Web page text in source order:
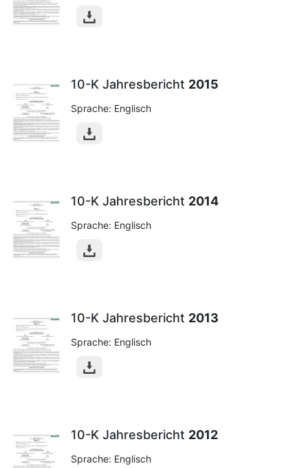
10-K Jahresbericht 2015
Sprache: Englisch
10-K Jahresbericht 2014
Sprache: Englisch
10-K Jahresbericht 2013
Sprache: Englisch
10-K Jahresbericht 2012
Sprache: Englisch